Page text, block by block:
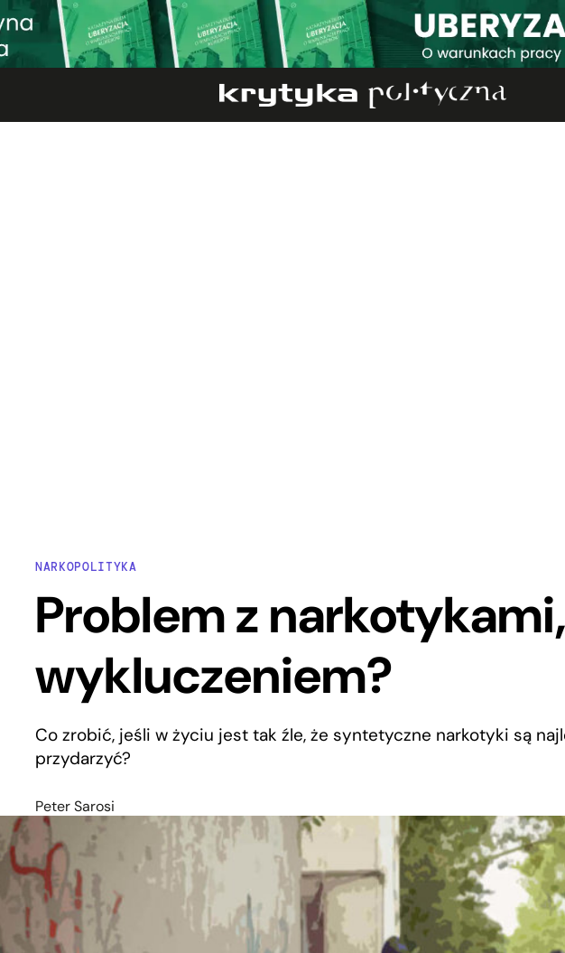
NARKOPOLITYKA
Problem z
wykluczeniem?
Co zrobić, jeśli w życiu jest tak źle, że syntetyczne narkotyki są
przydarzyć?
Peter Sarosi